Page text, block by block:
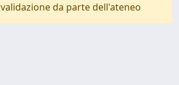
validazione da parte dell'ateneo